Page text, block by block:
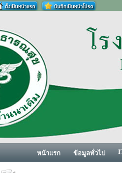
หน้าแรก ข้อมูลทั่วไป